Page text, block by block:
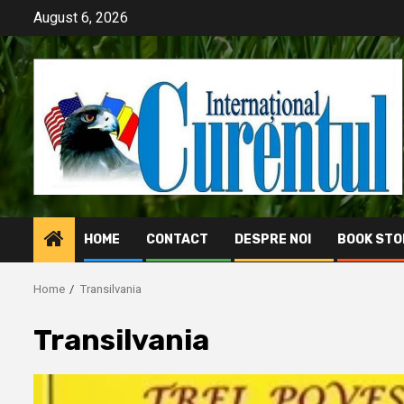
content
August 6, 2026
HOME CONTACT DESPRE NOI BOOK
Home Transilvania
Transilvania